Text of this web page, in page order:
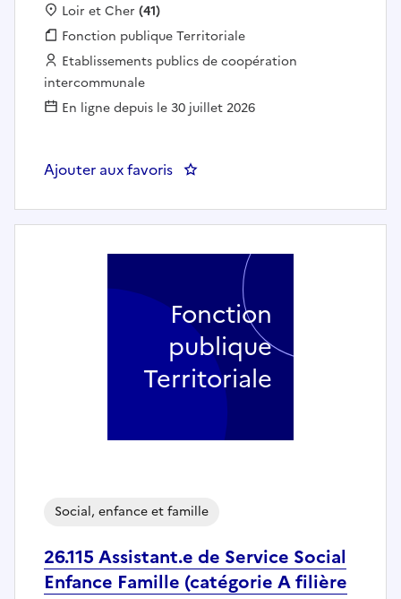
Localisation :
Loir et Cher (41)
Fonction publique :
Fonction publique Territoriale
Employeur :
Etablissements publics de coopération
intercommunale
En ligne depuis le 30 juillet 2026
Ajouter aux favoris : Aide à domicile (H/F) - CIAS
26.115 Assistant.e de Service Social
Enfance Famille (catégorie A filière
Social, enfance et famille
Fonction
publique
Territoriale